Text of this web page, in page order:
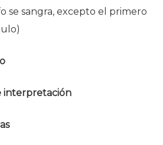
se sangra, excepto el primero
interpretación